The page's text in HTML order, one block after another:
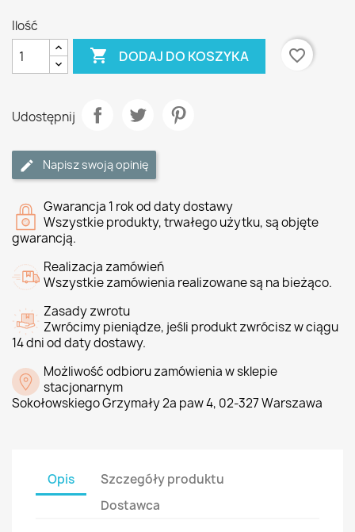
Ilość
 DODAJ DO KOSZYKA favorite_border
Udostępnij
Napisz swoją opinię
Gwarancja 1 rok od daty dostawy
Wszystkie produkty, trwałego użytku, są objęte
gwarancją.
Realizacja zamówień
Wszystkie zamówienia realizowane są na bieżąco.
Zasady zwrotu
Zwrócimy pieniądze, jeśli produkt zwrócisz w ciągu
14 dni od daty dostawy.
Możliwość odbioru zamówienia w sklepie
stacjonarnym
Sokołowskiego Grzymały 2a paw 4, 02-327 Warszawa
Opis
Szczegóły produktu
Dostawca